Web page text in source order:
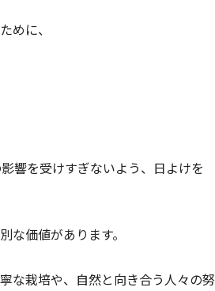
めに、
響を受けすぎないよう、日よけを
価値があります。
な栽培や、自然と向き合う人々の努